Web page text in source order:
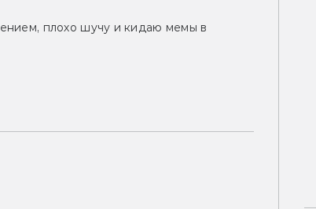
плохо шучу и кидаю мемы в